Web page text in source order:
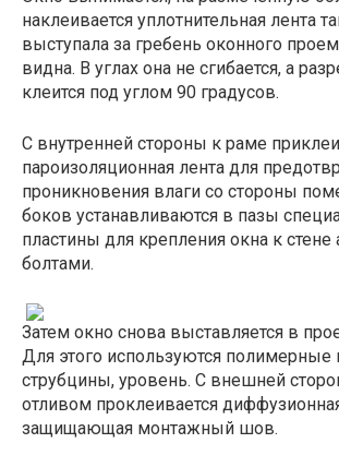
наклеивается уплотнительная лента
выступала за гребень оконного
видна. В углах она не сгибается, а
клеится под углом 90 градусов.
С внутренней стороны к раме
пароизоляционная лента для
проникновения влаги со стороны
боков устанавливаются в пазы
пластины для крепления окна к
болтами.
Затем окно снова выставляется в
Для этого используются полимерные
струбцины, уровень. С внешней
отливом проклеивается
защищающая монтажный шов.